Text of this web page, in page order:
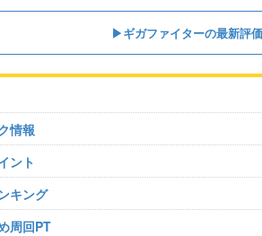
▶︎ギガファイターの最新評
情報
ント
キング
周回PT